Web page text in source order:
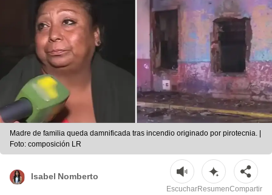
Madre de familia queda damnificada tras incendio originado por pirotecnia. |
Foto: composición LR
Isabel Nomberto
EscucharResumenCompartir